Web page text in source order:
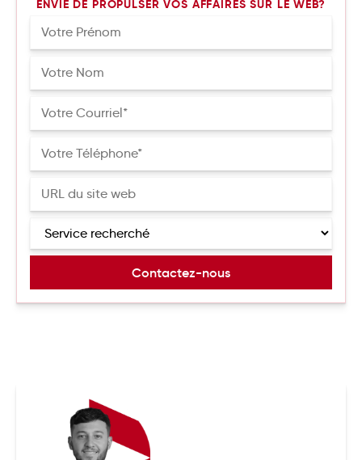
ENVIE DE PROPULSER VOS AFFAIRES SUR LE WEB?